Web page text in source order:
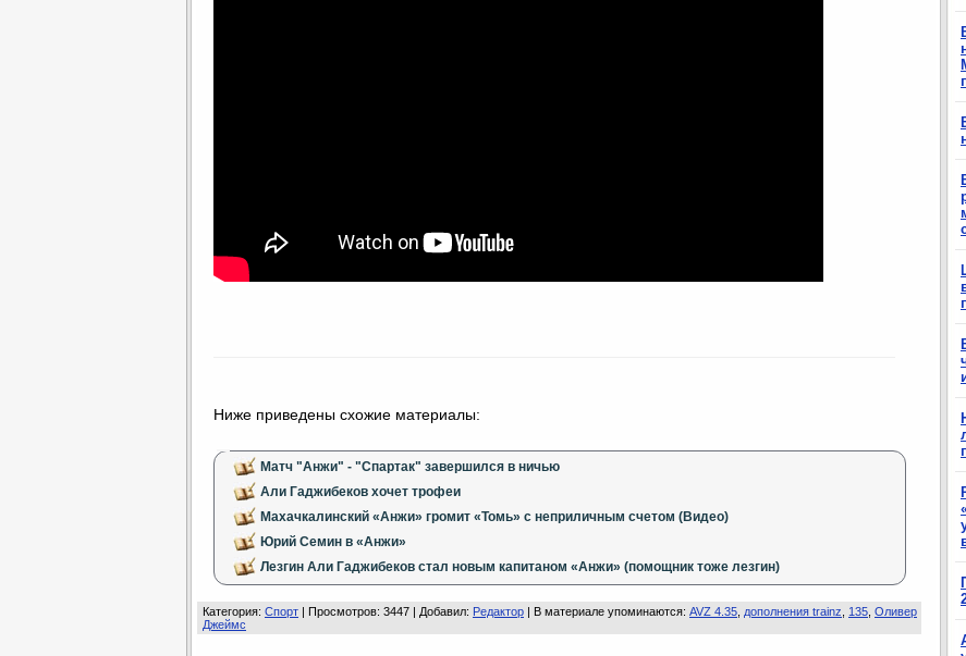
Ниже приведены схожие материалы:
Матч "Анжи" - "Спартак" завершился в ничью
Али Гаджибеков хочет трофеи
Махачкалинский «Анжи» громит «Томь» с неприличным счетом (Видео)
Юрий Семин в «Анжи»
Лезгин Али Гаджибеков стал новым капитаном «Анжи» (помощник тоже лезгин)
Категория: Спорт | Просмотров: 3447 | Добавил: Редактор | В материале упоминаются: AVZ 4.35 дополнения trainz 135 Оливер
Джеймс